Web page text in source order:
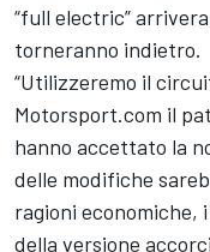
“full electric”
torneranno indietro.
“Utilizzeremo il
Motorsport.com il
hanno accettato la
delle modifiche
ragioni economiche,
della versione